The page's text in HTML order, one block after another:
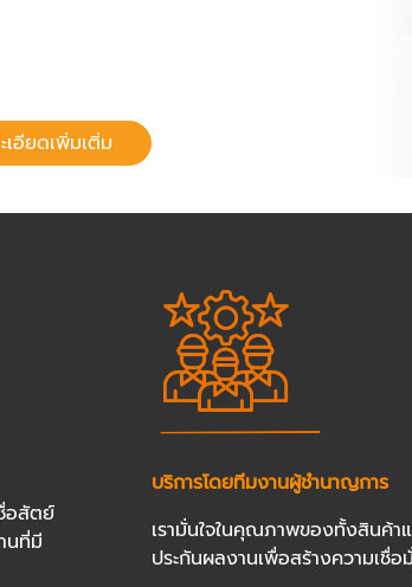
อียดเพิ่มเติ่ม
อสัตย์
นที่มี
บริการโดยทีมงานผู้ชำนาญการ
เรามั่นใจในคุณภาพของทั้งสินค้า
ประกันผลงานเพื่อสร้างความเชื่